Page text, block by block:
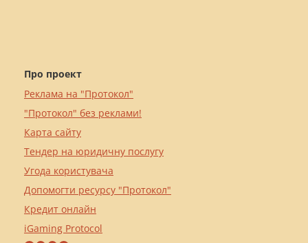
Про проект
Реклама на "Протокол"
"Протокол" без реклами!
Карта сайту
Тендер на юридичну послугу
Угода користувача
Допомогти ресурсу "Протокол"
Кредит онлайн
iGaming Protocol